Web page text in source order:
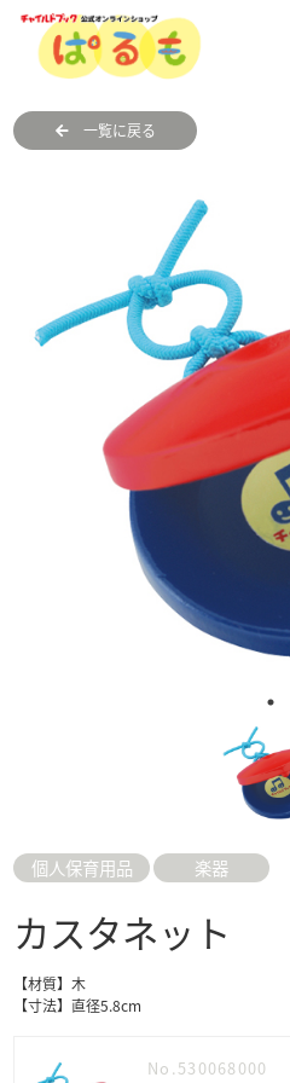
一覧に戻る
個人保育用品 楽器
カスタネット
【材質】木
【寸法】直径5.8cm
No.530068000